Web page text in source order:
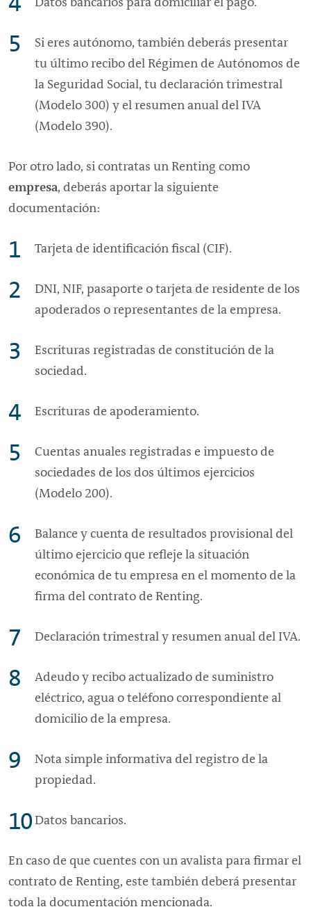
Si eres autónomo, también deberás presentar
tu último recibo del Régimen de Autónomos de
la Seguridad Social, tu declaración trimestral
(Modelo 300) y el resumen anual del IVA
(Modelo 390).
Por otro lado, si contratas unRenting como
empresa, deberás aportar la siguiente
documentación:
Tarjeta de identificación fiscal (CIF).
DNI, NIF, pasaporte o tarjeta de residente de los
apoderados o representantes de la empresa.
Escrituras registradas de constitución de la
sociedad.
Escrituras de apoderamiento.
Cuentas anuales registradas e impuesto de
sociedades de los dos últimos ejercicios
(Modelo 200).
Balance y cuenta de resultados provisional del
último ejercicio que refleje la situación
económica de tu empresa en el momento de la
firma del contrato de Renting.
Declaración trimestral y resumen anual del IVA.
Adeudo y recibo actualizado de suministro
eléctrico, agua o teléfono correspondiente al
domicilio de la empresa.
Nota simple informativa del registro de la
propiedad.
Datos bancarios.
En caso de que cuentes con un avalista para firmar el
contrato de Renting, este también deberá presentar
toda la documentación mencionada.